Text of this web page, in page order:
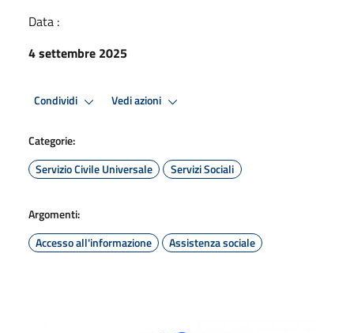
Data :
4 settembre 2025
Condividi Vedi azioni
Categorie:
Servizio Civile Universale
Servizi Sociali
Argomenti:
Accesso all'informazione
Assistenza sociale